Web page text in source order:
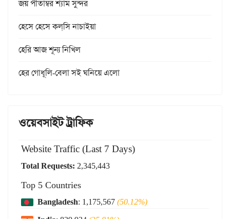
জয় পীতাম্বর শ্যাম সুন্দর
হেসে হেসে কল্‌সি নাচাইয়া
হেরি আজ শূন্য নিখিল
হের গোধূলি-বেলা সই ঘনিয়ে এলো
ওয়েবসাইট ট্রাফিক
Website Traffic (Last 7 Days)
Total Requests: 2,345,443
Top 5 Countries
Bangladesh: 1,175,567(50.12%)